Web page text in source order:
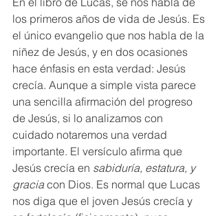
los primeros años de vida de Jesús. Es
el único evangelio que nos habla de la
niñez de Jesús, y en dos ocasiones
hace énfasis en esta verdad: Jesús
crecía. Aunque a simple vista parece
una sencilla afirmación del progreso
de Jesús, si lo analizamos con
cuidado notaremos una verdad
importante. El versículo afirma que
Jesús crecía en sabiduría, estatura, y
gracia con Dios. Es normal que Lucas
nos diga que el joven Jesús crecía y